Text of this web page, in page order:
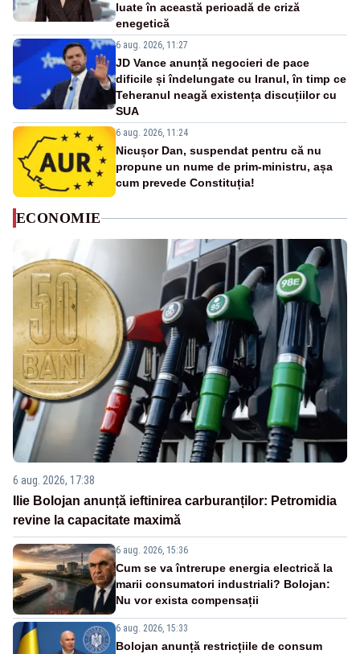
luate în această perioadă de criză
enegetică
6 aug. 2026, 11:27
JD Vance anunță negocieri de pace
dificile și îndelungate cu Iranul, în timp ce
Teheranul neagă existența discuțiilor cu
SUA
6 aug. 2026, 11:24
Nicușor Dan, suspendat pentru că nu
propune un nume de prim-ministru, așa
cum prevede Constituția!
ECONOMIE
6 aug. 2026, 17:38
Ilie Bolojan anunță ieftinirea carburanților: Petromidia
revine la capacitate maximă
6 aug. 2026, 15:36
Cum se va întrerupe energia electrică la
marii consumatori industriali? Bolojan:
Nu vor exista compensații
6 aug. 2026, 15:33
Bolojan anunță restricțiile de consum